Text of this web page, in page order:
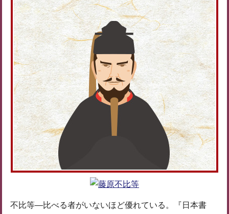
不比等―比べる者がいないほど優れている。『日本書